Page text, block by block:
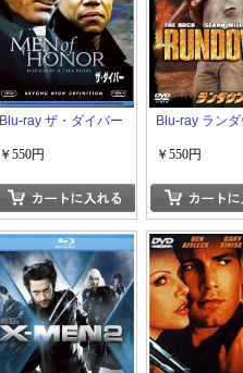
Blu-ray ザ・ダイバー
￥550円
Blu-ray ラン
￥550円